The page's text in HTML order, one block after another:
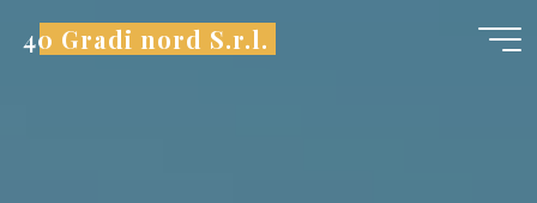
contenido
40 Gradi nord S.r.l.